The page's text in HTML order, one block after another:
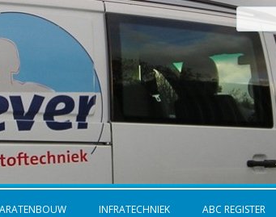
INFRATECHNIEK ABC REGISTER